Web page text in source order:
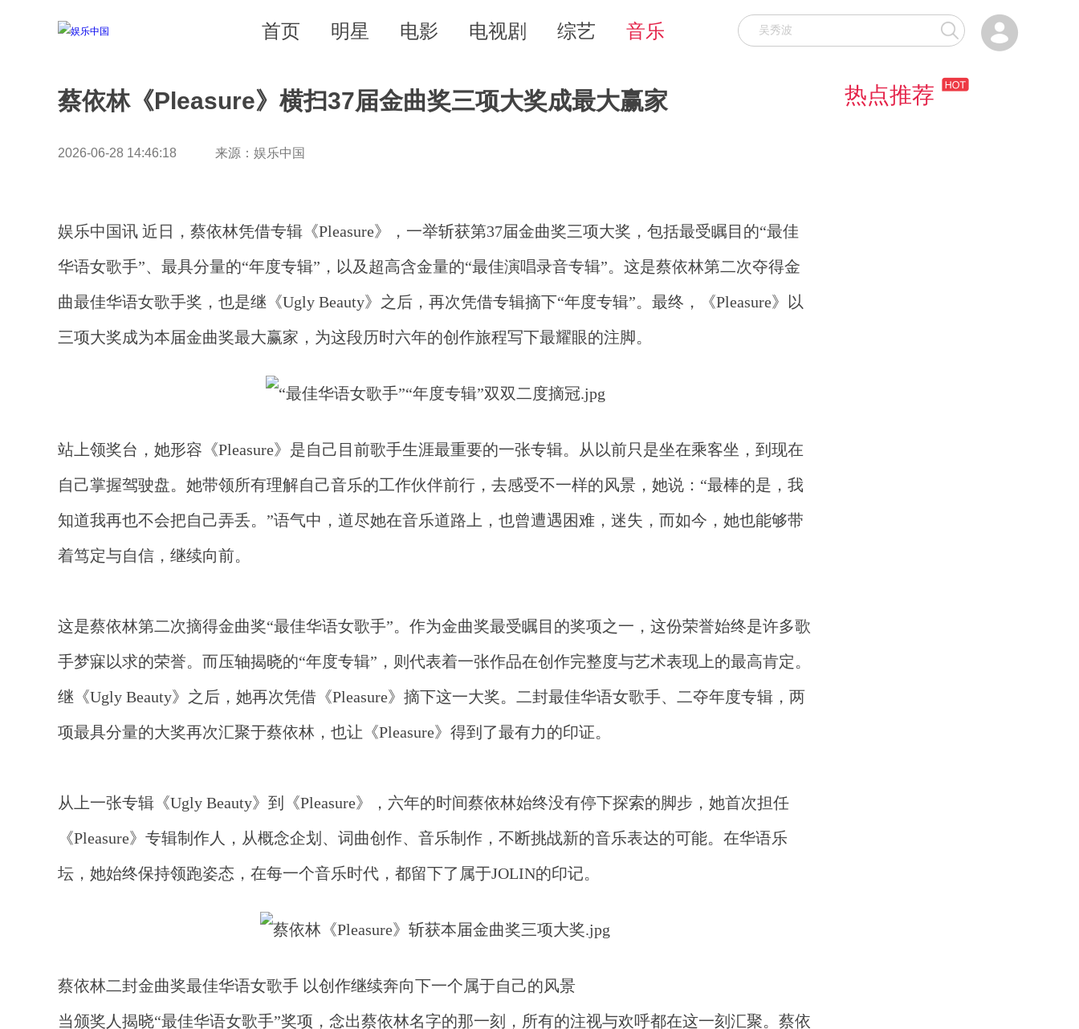
首页 明星 电影 电视剧 综艺 音乐 
蔡依林《Pleasure》横扫37届金曲奖三项大奖成最大赢家
2026-06-28 14:46:18 来源：娱乐中国
娱乐中国讯 近日，蔡依林凭借专辑《Pleasure》，一举斩获第37届金曲奖三项大奖，包括最受瞩目的“最佳
华语女歌手”、最具分量的“年度专辑”，以及超高含金量的“最佳演唱录音专辑”。这是蔡依林第二次夺得金
曲最佳华语女歌手奖，也是继《Ugly Beauty》之后，再次凭借专辑摘下“年度专辑”。最终，《Pleasure》以
三项大奖成为本届金曲奖最大赢家，为这段历时六年的创作旅程写下最耀眼的注脚。
站上领奖台，她形容《Pleasure》是自己目前歌手生涯最重要的一张专辑。从以前只是坐在乘客坐，到现在
自己掌握驾驶盘。她带领所有理解自己音乐的工作伙伴前行，去感受不一样的风景，她说：“最棒的是，我
知道我再也不会把自己弄丢。”语气中，道尽她在音乐道路上，也曾遭遇困难，迷失，而如今，她也能够带
着笃定与自信，继续向前。
这是蔡依林第二次摘得金曲奖“最佳华语女歌手”。作为金曲奖最受瞩目的奖项之一，这份荣誉始终是许多歌
手梦寐以求的荣誉。而压轴揭晓的“年度专辑”，则代表着一张作品在创作完整度与艺术表现上的最高肯定。
继《Ugly Beauty》之后，她再次凭借《Pleasure》摘下这一大奖。二封最佳华语女歌手、二夺年度专辑，两
项最具分量的大奖再次汇聚于蔡依林，也让《Pleasure》得到了最有力的印证。
从上一张专辑《Ugly Beauty》到《Pleasure》，六年的时间蔡依林始终没有停下探索的脚步，她首次担任
《Pleasure》专辑制作人，从概念企划、词曲创作、音乐制作，不断挑战新的音乐表达的可能。在华语乐
坛，她始终保持领跑姿态，在每一个音乐时代，都留下了属于JOLIN的印记。
蔡依林二封金曲奖最佳华语女歌手 以创作继续奔向下一个属于自己的风景
当颁奖人揭晓“最佳华语女歌手”奖项，念出蔡依林名字的那一刻，所有的注视与欢呼都在这一刻汇聚。蔡依
热点推荐